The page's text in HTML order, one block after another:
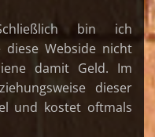
bin ich
Webside nicht
damit Geld. Im
dieser
und kostet oftmals